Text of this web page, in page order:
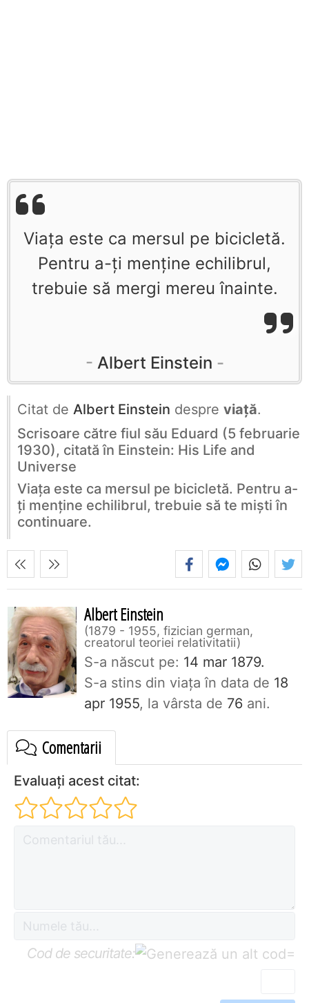
Viața este ca mersul pe bicicletă.
Pentru a-ți menține echilibrul,
trebuie să mergi mereu înainte.
Albert Einstein
Citat de Albert Einstein despre viață.
Scrisoare către fiul său Eduard (5 februarie
1930), citată în Einstein: His Life and
Universe
Viața este ca mersul pe bicicletă. Pentru a-
ți menține echilibrul, trebuie să te miști în
continuare.
Albert Einstein
1879 - 1955, fizician german,
creatorul teoriei relativitatii
S-a născut pe: 14 mar 1879.
S-a stins din viaţa în data de 18
apr 1955, la vârsta de 76 ani.
Comentarii
Evaluați acest citat:
Cod de securitate: =